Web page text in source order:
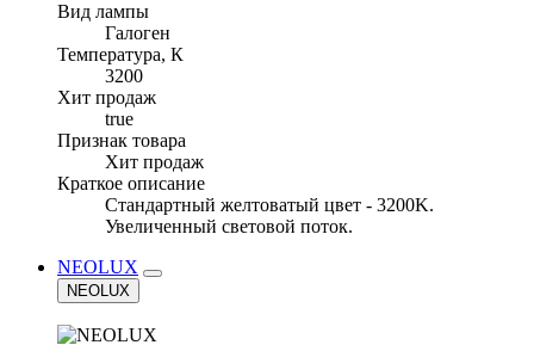
Вид лампы
Галоген
Температура, К
3200
Хит продаж
true
Признак товара
Хит продаж
Краткое описание
Стандартный желтоватый цвет - 3200K.
Увеличенный световой поток.
NEOLUX
NEOLUX